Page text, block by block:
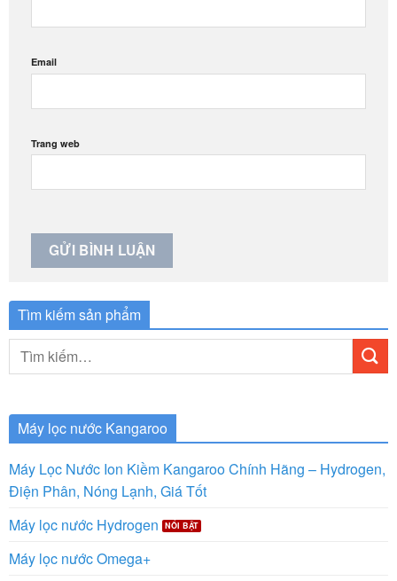
Email
Trang web
Tìm kiếm sản phẩm
kiếm:
Máy lọc nước Kangaroo
Máy Lọc Nước Ion Kiềm Kangaroo Chính Hãng – Hydrogen,
Điện Phân, Nóng Lạnh, Giá Tốt
Máy lọc nước Hydrogen
Máy lọc nước Omega+